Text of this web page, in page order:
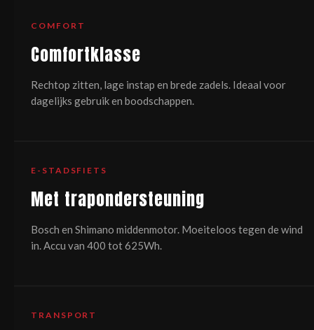
COMFORT
Comfortklasse
Rechtop zitten, lage instap en brede zadels. Ideaal voor
dagelijks gebruik en boodschappen.
E-STADSFIETS
Met trapondersteuning
Bosch en Shimano middenmotor. Moeiteloos tegen de wind
in. Accu van 400 tot 625Wh.
TRANSPORT